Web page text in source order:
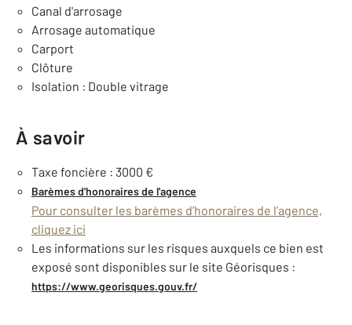
Canal d'arrosage
Arrosage automatique
Carport
Clôture
Isolation : Double vitrage
À savoir
Taxe foncière : 3000 €
Barèmes d'honoraires de l'agence
Pour consulter les barèmes d'honoraires de l'agence,
cliquez ici
Les informations sur les risques auxquels ce bien est
exposé sont disponibles sur le site Géorisques :
https://www.georisques.gouv.fr/